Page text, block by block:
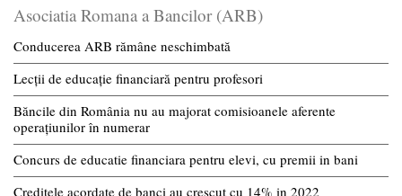
Asociatia Romana a Bancilor (ARB)
Conducerea ARB rămâne neschimbată
Lecții de educație financiară pentru profesori
Băncile din România nu au majorat comisioanele aferente
operațiunilor în numerar
Concurs de educatie financiara pentru elevi, cu premii in bani
Creditele acordate de banci au crescut cu 14% in 2022